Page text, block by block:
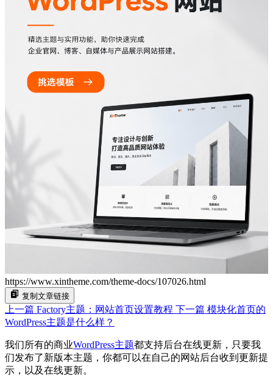
https://www.xintheme.com/theme-docs/107026.html
复制文章链接
上一篇 Factory主题：网站首页设置教程 下一篇 模块化首页的
WordPress主题是什么样？
我们所有的商业WordPress主题都支持后台在线更新，只要我
们发布了新版本主题，你都可以在自己的网站后台收到更新提
示，以及在线更新。